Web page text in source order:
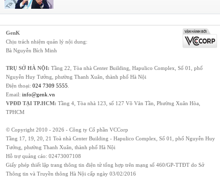
GenK
Chịu trách nhiệm quản lý nội dung:
Bà Nguyễn Bích Minh
TRỤ SỞ HÀ NỘI: Tầng 22, Tòa nhà Center Building, Hapulico Complex, Số 01, phố
Nguyễn Huy Tưởng, phường Thanh Xuân, thành phố Hà Nội
Điện thoại: 024 7309 5555
Email: info@genk.vn
VPĐD TẠI TP.HCM: Tầng 4, Tòa nhà 123, số 127 Võ Văn Tần, Phường Xuân Hòa,
TPHCM
© Copyright 2010 - 2026 - Công ty Cổ phần VCCorp
Tầng 17, 19, 20, 21 Toà nhà Center Building - Hapulico Complex, Số 01, phố Nguyễn Huy
Tưởng, phường Thanh Xuân, thành phố Hà Nội
Hỗ trợ quảng cáo: 02473007108
Giấy phép thiết lập trang thông tin điện tử tổng hợp trên mạng số 460/GP-TTĐT do Sở
Thông tin và Truyền thông Hà Nội cấp ngày 03/02/2016